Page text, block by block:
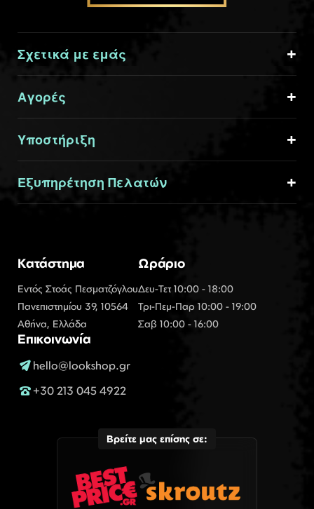
Σχετικά με εμάς
Αγορές
Υποστήριξη
Εξυπηρέτηση Πελατών
Κατάστημα
Εντός Στοάς Πεσματζόγλου
Πανεπιστημίου 39, 10564
Αθήνα, Ελλάδα
Ωράριο
Δευ-Τετ 10:00 - 18:00
Τρι-Πεμ-Παρ 10:00 - 19:00
Σαβ 10:00 - 16:00
Επικοινωνία
hello@lookshop.gr
+30 213 045 4922
Βρείτε μας επίσης σε: